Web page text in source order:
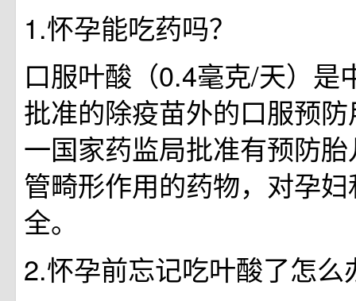
1.怀孕能吃药吗？
口服叶酸（0.4毫克/天）是
批准的除疫苗外的口服预
一国家药监局批准有预防
管畸形作用的药物，对孕
全。
2.怀孕前忘记吃叶酸了怎么